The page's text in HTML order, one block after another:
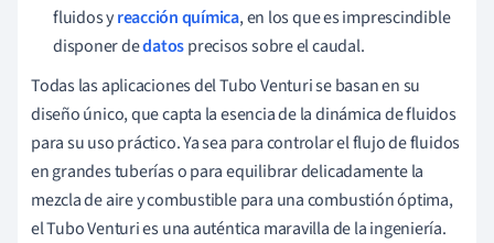
fluidos yreacción química, en los que es imprescindible
disponer dedatosprecisos sobre el caudal.
Todas las aplicaciones del Tubo Venturi se basan en su
diseño único, que capta la esencia de la dinámica de fluidos
para su uso práctico. Ya sea para controlar el flujo de fluidos
en grandes tuberías o para equilibrar delicadamente la
mezcla de aire y combustible para una combustión óptima,
el Tubo Venturi es una auténtica maravilla de la ingeniería.